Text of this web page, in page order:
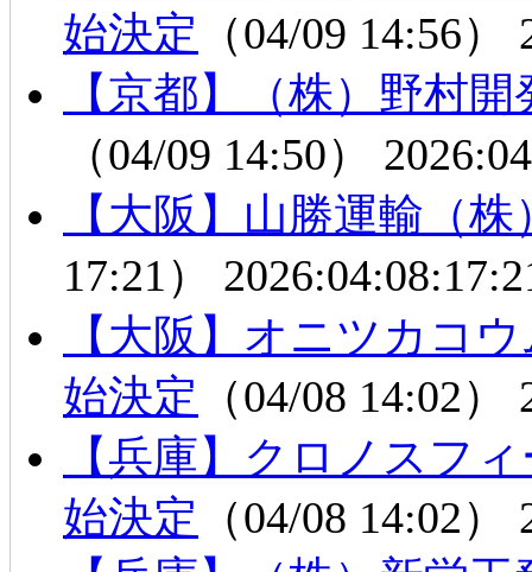
始決定 （04/09 14:56）
【京都】（株）野村
（04/09 14:50）
【大阪】山勝運輸（
17:21）
【大阪】オニツカコ
始決定 （04/08 14:02）
【兵庫】クロノスフ
始決定 （04/08 14:02）